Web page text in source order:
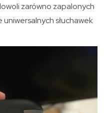
zarówno zapalonych
uniwersalnych słuchawek